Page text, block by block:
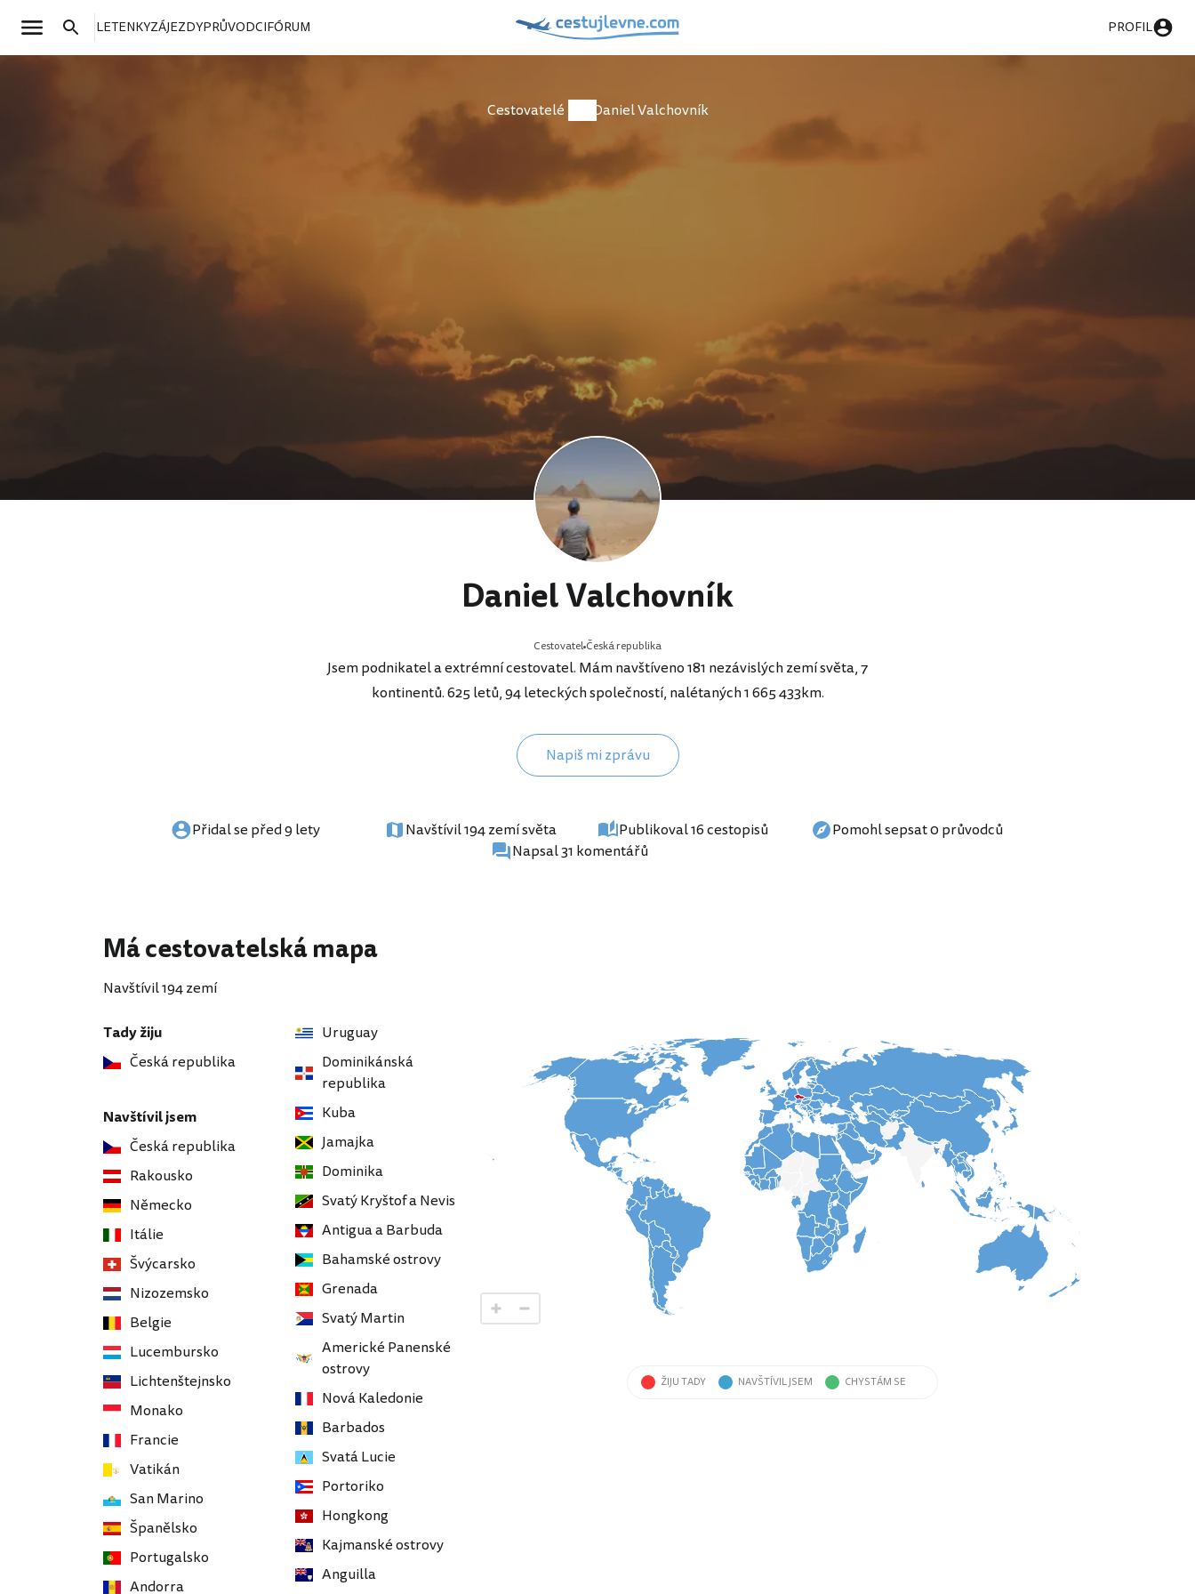
LETENKYZÁJEZDYPRŮVODCIFÓRUM PROFIL
Cestovatelé Daniel Valchovník
Daniel Valchovník
Cestovatel Česká republika
Jsem podnikatel a extrémní cestovatel. Mám navštíveno 181 nezávislých zemí světa, 7
kontinentů. 625 letů, 94 leteckých společností, nalétaných 1 665 433km.
Napiš mi zprávu
Přidal se před 9 lety Navštívil 194 zemí světa Publikoval 16 cestopisů
Pomohl sepsat 0 průvodců
Napsal 31 komentářů
Má cestovatelská mapa
Navštívil 194 zemí
Tady žiju
Česká republika
Navštívil jsem
Česká republika
Rakousko
Německo
Itálie
Švýcarsko
Nizozemsko
Belgie
Lucembursko
Lichtenštejnsko
Monako
Francie
Vatikán
San Marino
Španělsko
Portugalsko
Andorra
Uruguay
Dominikánská
republika
Kuba
Jamajka
Dominika
Svatý Kryštof a Nevis
Antigua a Barbuda
Bahamské ostrovy
Grenada
Svatý Martin
Americké Panenské
ostrovy
Nová Kaledonie
Barbados
Svatá Lucie
Portoriko
Hongkong
Kajmanské ostrovy
Anguilla
ŽIJU TADY NAVŠTÍVIL JSEM CHYSTÁM SE